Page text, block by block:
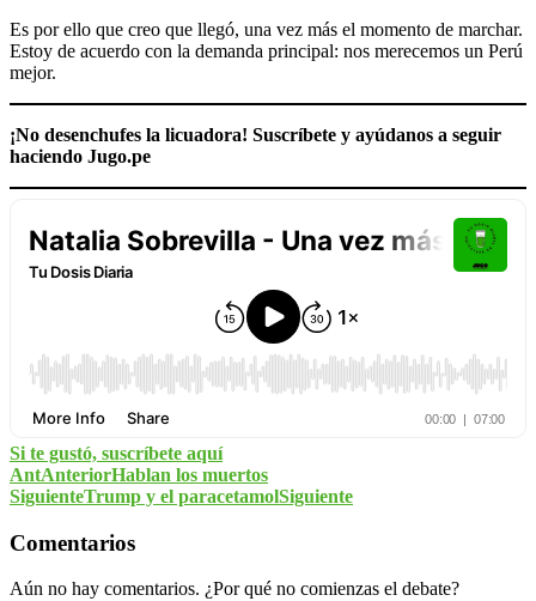
Es por ello que creo que llegó, una vez más el momento de marchar.
Estoy de acuerdo con la demanda principal: nos merecemos un Perú
mejor.
¡No desenchufes la licuadora! Suscríbete y ayúdanos a seguir
haciendo Jugo.pe
Si te gustó, suscríbete aquí
AntAnteriorHablan los muertos
SiguienteTrump y el paracetamolSiguiente
Comentarios
Aún no hay comentarios. ¿Por qué no comienzas el debate?